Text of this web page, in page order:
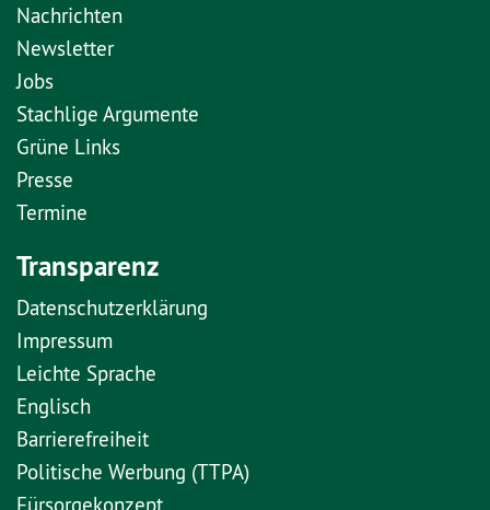
Nachrichten
Newsletter
Jobs
Stachlige Argumente
Grüne Links
Presse
Termine
Transparenz
Datenschutzerklärung
Impressum
Leichte Sprache
Englisch
Barrierefreiheit
Politische Werbung (TTPA)
Fürsorgekonzept